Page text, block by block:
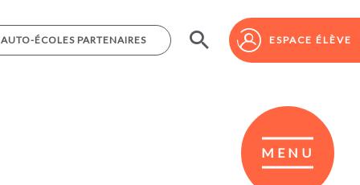
AUTO-ÉCOLES PARTENAIRES ESPACE ÉLÈVE
MENU
AUTO-ÉCOLES PARTENAIRES ESPACE ÉLÈVE